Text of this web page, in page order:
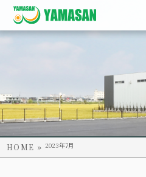
HOME 2023年7月